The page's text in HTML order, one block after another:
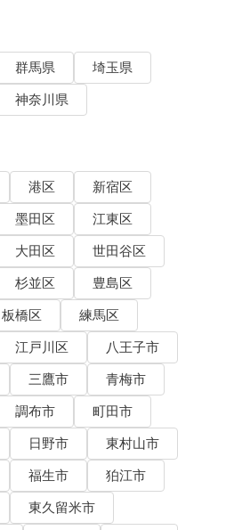
群馬県
埼玉県
神奈川県
港区
新宿区
墨田区
江東区
大田区
世田谷区
杉並区
豊島区
板橋区
練馬区
江戸川区
八王子市
三鷹市
青梅市
調布市
町田市
日野市
東村山市
福生市
狛江市
東久留米市